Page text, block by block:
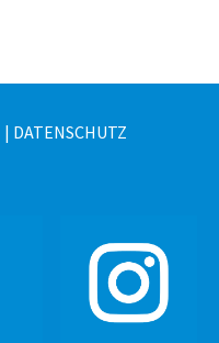
| DATENSCHUTZ